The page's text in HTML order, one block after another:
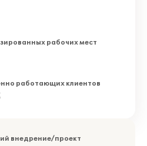
рабочих мест
работающих клиентов
внедрение/проект